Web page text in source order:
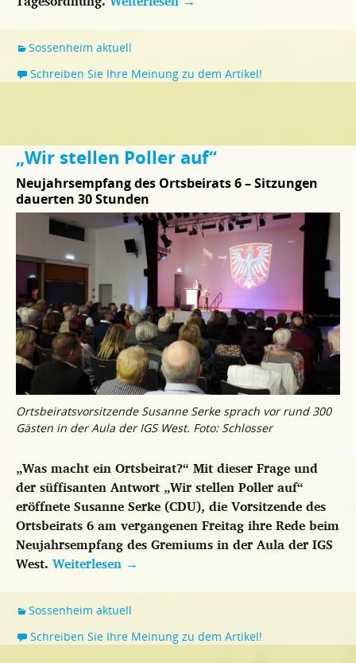
Sossenheim aktuell
Schreiben Sie Ihre Meinung zu dem Artikel!
„Wir stellen Poller auf“
Neujahrsempfang des Ortsbeirats 6 – Sitzungen
dauerten 30 Stunden
Ortsbeiratsvorsitzende Susanne Serke sprach vor rund 300
Gästen in der Aula der IGS West. Foto: Schlosser
„Was macht ein Ortsbeirat?“ Mit dieser Frage und
der süffisanten Antwort „Wir stellen Poller auf“
eröffnete Susanne Serke (CDU), die Vorsitzende des
Ortsbeirats 6 am vergangenen Freitag ihre Rede beim
Neujahrsempfang des Gremiums in der Aula der IGS
West. Weiterlesen →
Sossenheim aktuell
Schreiben Sie Ihre Meinung zu dem Artikel!